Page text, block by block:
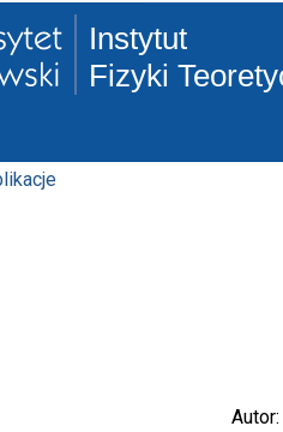
Instytut
Fizyki
Autor: